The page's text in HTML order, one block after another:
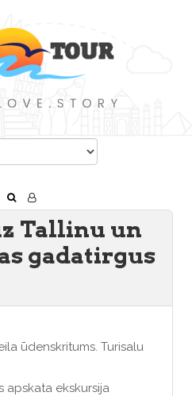
Tallinu un
gadatirgus
ūdenskritums. Turisalu
apskata ekskursija